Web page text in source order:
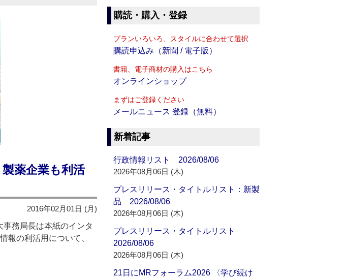
薬企業も利活
2016年02月01日 (月)
務局長は本紙のインタ
報の利活用について、
購読・購入・登録
プランいろいろ、スタイルに合わせて選択
購読申込み（新聞 / 電子版）
書籍、電子商材の購入はこちら
オンラインショップ
まずはご登録ください
メールニュース 登録（無料）
新着記事
行政情報リスト 2026/08/06
2026年08月06日 (木)
プレスリリース・タイトルリスト：新製
品 2026/08/06
2026年08月06日 (木)
プレスリリース・タイトルリスト
2026/08/06
2026年08月06日 (木)
21日にMRフォーラム2026 〈学び続け